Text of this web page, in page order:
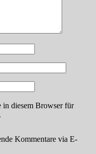
in diesem Browser für
Kommentare via E-